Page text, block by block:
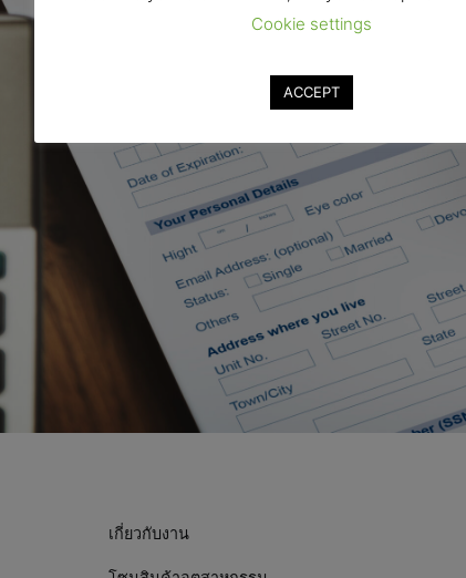
เกี่ยวกับงาน
Cookie settings
ACCEPT